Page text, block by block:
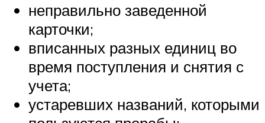
неправильно заведенной
карточки;
вписанных разных единиц во
время поступления и снятия с
учета;
устаревших названий, которыми